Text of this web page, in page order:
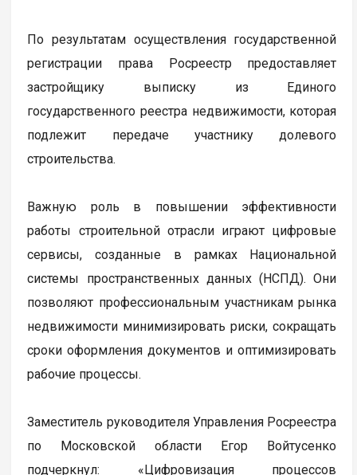
По результатам осуществления государственной
регистрации права Росреестр предоставляет
застройщику выписку из Единого
государственного реестра недвижимости, которая
подлежит передаче участнику долевого
строительства.
Важную роль в повышении эффективности
работы строительной отрасли играют цифровые
сервисы, созданные в рамках Национальной
системы пространственных данных (НСПД). Они
позволяют профессиональным участникам рынка
недвижимости минимизировать риски, сокращать
сроки оформления документов и оптимизировать
рабочие процессы.
Заместитель руководителя Управления Росреестра
по Московской области Егор Войтусенко
подчеркнул: «Цифровизация процессов